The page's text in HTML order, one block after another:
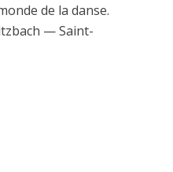
de la danse.
— Saint-